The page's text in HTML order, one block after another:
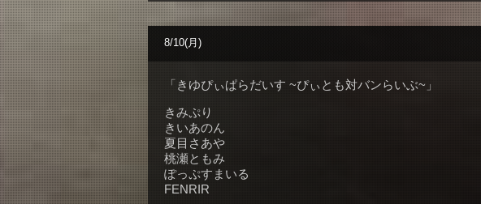
8/10(月)
「きゆぴぃぱらだいす ~ぴぃとも対バンらいぶ~」
きみぷり
きいあのん
夏目さあや
桃瀬ともみ
ぽっぷすまいる
FENRIR